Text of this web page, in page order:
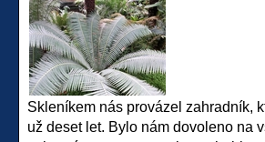
Skleníkem nás provázel zahradník,
už deset let. Bylo nám dovoleno na